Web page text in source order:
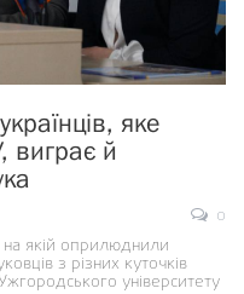
яке
виграє й
0
якій оприлюднили
з різних куточків
університету